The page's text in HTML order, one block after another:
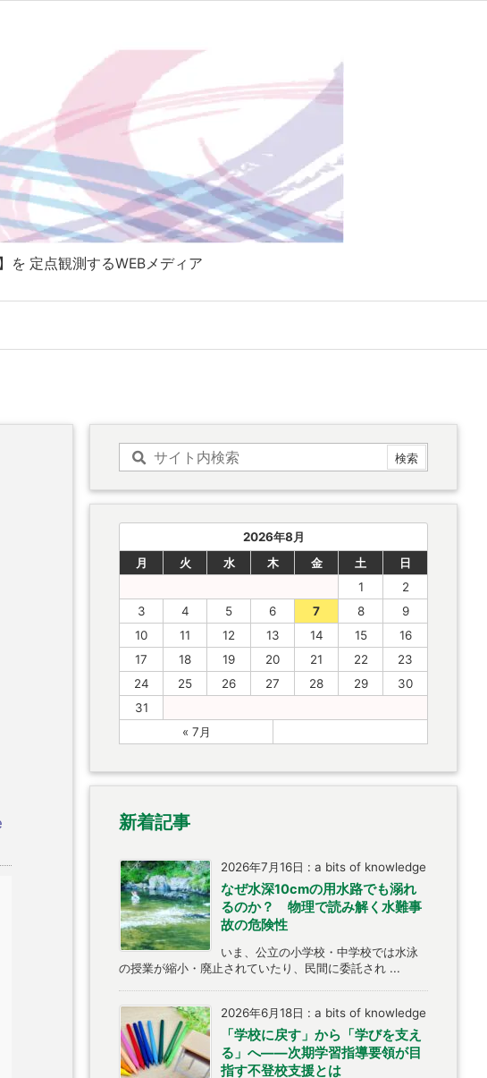
を 定点観測するWEBメディア
2026年8月
月
火 水 木 金 土
日
1
2
3
4 5 6 7 8
9
10
11 12 13 14 15
16
17
18 19 20 21 22
23
24
25 26 27 28 29
30
31
« 7月
新着記事
2026年7月16日 : a bits of knowledge
なぜ水深10cmの用水路でも溺れ
るのか？ 物理で読み解く水難事
故の危険性
いま、公立の小学校・中学校では水泳
の授業が縮小・廃止されていたり、民間に委託され ...
2026年6月18日 : a bits of knowledge
「学校に戻す」から「学びを支え
る」へ――次期学習指導要領が目
指す不登校支援とは